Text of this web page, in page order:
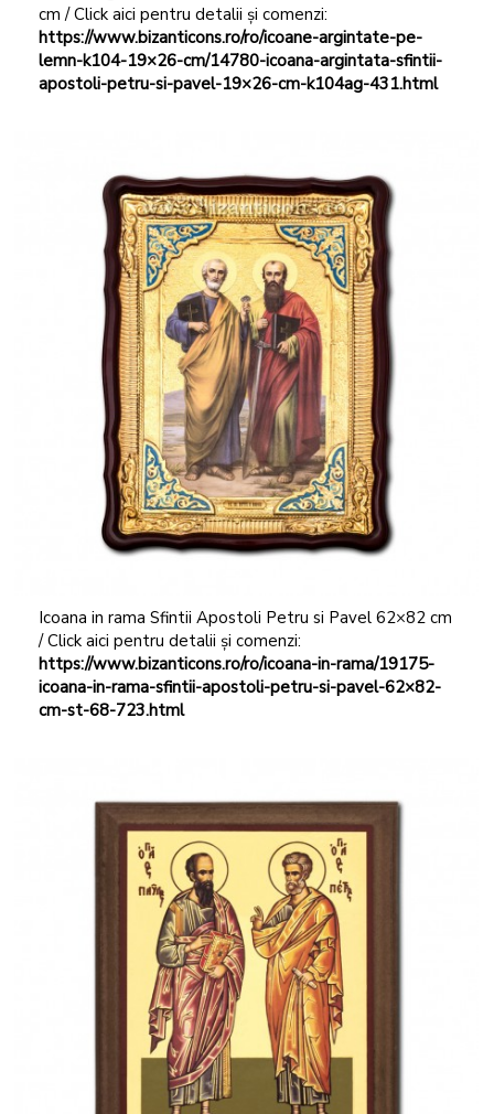
cm / Click aici pentru detalii și comenzi:
https://www.bizanticons.ro/ro/icoane-argintate-pe-
lemn-k104-19×26-cm/14780-icoana-argintata-sfintii-
apostoli-petru-si-pavel-19×26-cm-k104ag-431.html
Icoana in rama Sfintii Apostoli Petru si Pavel 62×82 cm
/ Click aici pentru detalii și comenzi:
https://www.bizanticons.ro/ro/icoana-in-rama/19175-
icoana-in-rama-sfintii-apostoli-petru-si-pavel-62×82-
cm-st-68-723.html